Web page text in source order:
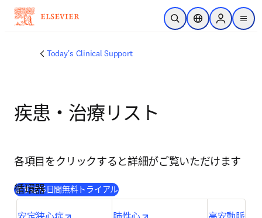
跳转到主内容
开放搜索位置选择器Sign in to
menu
Today's Clinical Support
疾患・治療リスト
各項目をクリックすると詳細がご覧いただけます
まずは15日間無料トライアル(
循環器
opens in new tab/windowopens in new tab/window